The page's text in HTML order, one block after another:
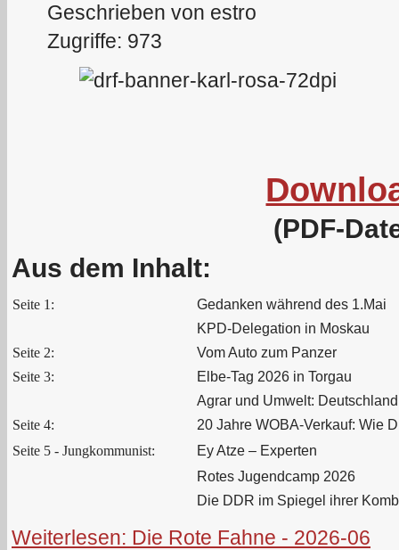
Geschrieben von estro
Zugriffe: 973
(PDF-
Aus dem Inhalt:
Seite 1:
Gedanken während des 1.Mai
KPD-Delegation in Moskau
Seite 2:
Vom Auto zum Panzer
Seite 3:
Elbe-Tag 2026 in Torgau
Agrar und Umwelt:
Seite 4:
20 Jahre WOBA-Verkauf: Wie
Seite 5 - Jungkommunist:
Ey Atze – Experten
Rotes Jugendcamp 2026
Die DDR im Spiegel ihrer
Weiterlesen: Die Rote Fahne - 2026-06